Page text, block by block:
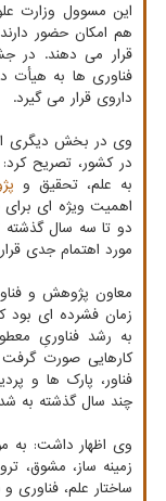
این مسوول وزارت
هم امکان حضور
قرار می دهند. در
فناوری ها به هیأت
داروی قرار می گیرد.
وی در بخش دیگری
به علم، تحقیق و
اهمیت ویژه ای برای
دو تا سه سال گذشته
مورد اهتمام جدی
معاون پژوهش و
زمان فشرده ای بود
به رشد فناوریِ
کارهایی صورت گرفت
فناور، پارک ها و
چند سال گذشته به
وی اظهار داشت: به
زمینه ساز، مشوق،
ساختار علم، فناوری و